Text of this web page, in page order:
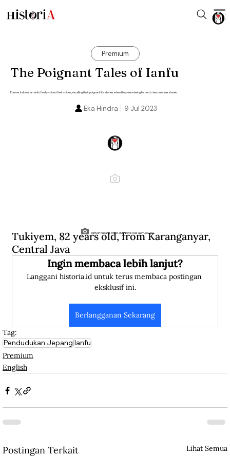
Premium
The Poignant Tales of Ianfu
Former Indonesian ianfu finally voiced their voices, recalling their poignant life stories when they were being forced to become sex slaves.
9 Jul 2023
Eka Hindra
Ianfu in Kupang, Timor. (K.B. Davis/cas.awm.gov.au).
Tukiyem, 82 years old, from Karanganyar,
Central Java
Ingin membaca lebih lanjut?
Langgani historia.id untuk terus membaca postingan
eksklusif ini.
Berlangganan Sekarang
Tag:
Pendudukan JepangIanfu
Premium
English
Postingan Terkait Lihat Semua